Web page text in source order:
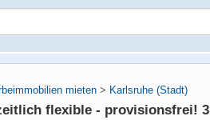
mieten > Karlsruhe (Stadt)
flexible - provisionsfrei! 3